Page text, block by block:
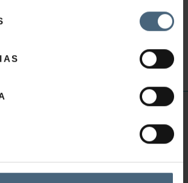
Salud y Belleza